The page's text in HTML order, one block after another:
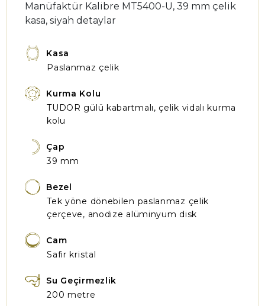
Manüfaktür Kalibre MT5400-U, 39 mm çelik
kasa, siyah detaylar
Kasa
Paslanmaz çelik
Kurma Kolu
TUDOR gülü kabartmalı, çelik vidalı kurma
kolu
Çap
39 mm
Bezel
Tek yöne dönebilen paslanmaz çelik
çerçeve, anodize alüminyum disk
Cam
Safir kristal
Su Geçirmezlik
200 metre